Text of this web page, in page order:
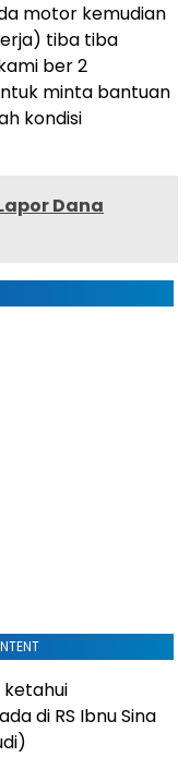
motor kemudian
tiba tiba
ber 2
minta bantuan
kondisi
Dana
di RS Ibnu Sina